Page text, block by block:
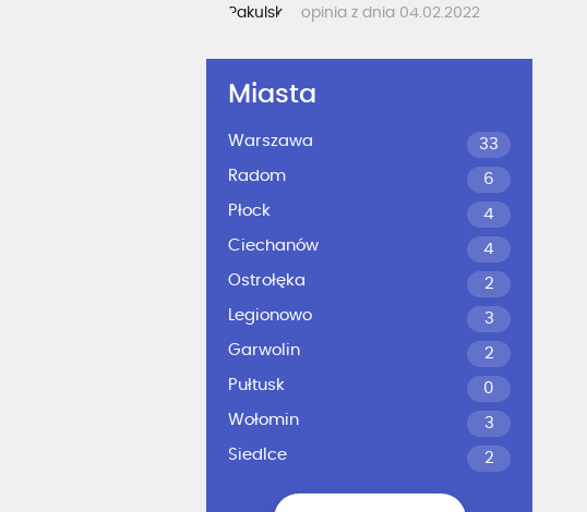
opinia z dnia 04.02.2022
Miasta
Warszawa
33
Radom
6
Płock
4
Ciechanów
4
Ostrołęka
2
Legionowo
3
Garwolin
2
Pułtusk
0
Wołomin
3
Siedlce
2